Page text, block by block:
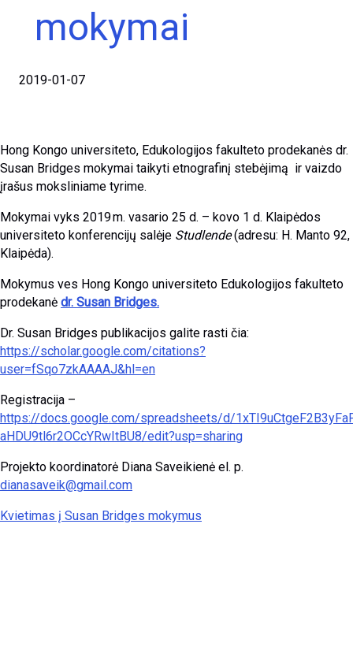
mokymai
2019-01-07
Hong Kongo universiteto, Edukologijos fakulteto prodekanės dr.
Susan Bridges mokymai taikyti etnografinį stebėjimą ir vaizdo
įrašus moksliniame tyrime.
Mokymai vyks 2019 m. vasario 25 d. – kovo 1 d. Klaipėdos
universiteto konferencijų salėje Studlende(adresu: H. Manto 92,
Klaipėda).
Mokymus ves Hong Kongo universiteto Edukologijos fakulteto
prodekanė dr. Susan Bridges.
Dr. Susan Bridges publikacijos galite rasti čia:
https://scholar.google.com/citations?
user=fSqo7zkAAAAJ&hl=en
Registracija –
https://docs.google.com/spreadsheets/d/
aHDU9tl6r2OCcYRwItBU8/edit?usp=sharing
Projekto koordinatorė Diana Saveikienė el. p.
dianasaveik@gmail.com
Kvietimas į Susan Bridges mokymus